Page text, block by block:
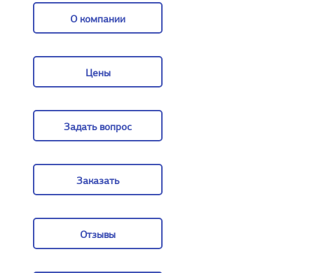
О компании
Цены
Задать вопрос
Заказать
Отзывы